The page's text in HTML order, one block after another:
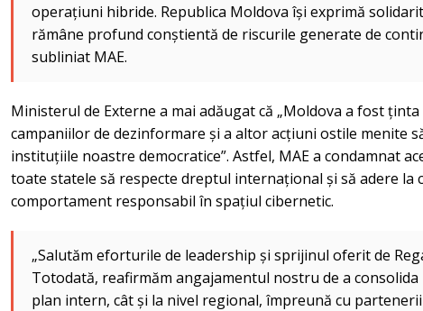
operațiuni hibride. Republica Moldova își exprimă
rămâne profund conștientă de riscurile generate de
subliniat MAE.
Ministerul de Externe a mai adăugat că „Moldova a fost
campaniilor de dezinformare și a altor acțiuni ostile menite
instituțiile noastre democratice”. Astfel, MAE a condamnat
toate statele să respecte dreptul internațional și să adere la
comportament responsabil în spațiul cibernetic.
„Salutăm eforturile de leadership și sprijinul oferit de
Totodată, reafirmăm angajamentul nostru de a
plan intern, cât și la nivel regional, împreună cu